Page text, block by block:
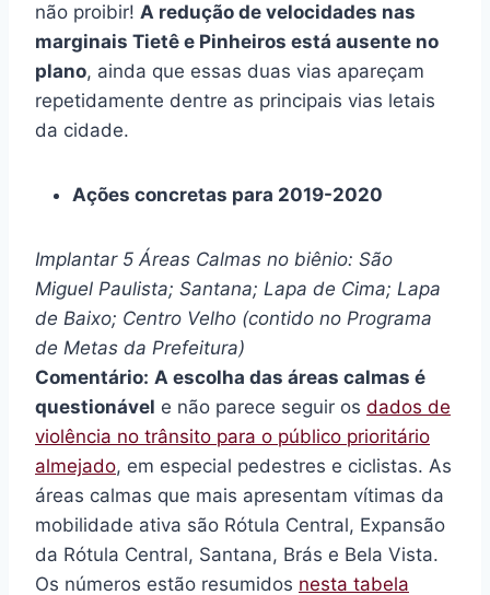
não proibir! A redução de velocidades nas
marginais Tietê e Pinheiros está ausente no
plano, ainda que essas duas vias apareçam
repetidamente dentre as principais vias letais
da cidade.
Ações concretas para 2019-2020
Implantar 5 Áreas Calmas no biênio: São
Miguel Paulista; Santana; Lapa de Cima; Lapa
de Baixo; Centro Velho (contido no Programa
de Metas da Prefeitura)
Comentário: A escolha das áreas calmas é
questionável e não parece seguir os dados de
violência no trânsito para o público prioritário
almejado, em especial pedestres e ciclistas. As
áreas calmas que mais apresentam vítimas da
mobilidade ativa são Rótula Central, Expansão
da Rótula Central, Santana, Brás e Bela Vista.
Os números estão resumidos nesta tabela